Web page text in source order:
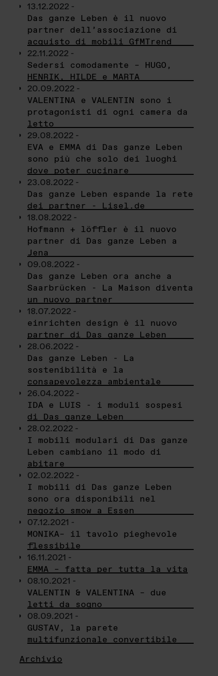
13.12.2022 -
Das ganze Leben è il nuovo
partner dell’associazione di
acquisto di mobili GfMTrend
22.11.2022 -
Sedersi comodamente – HUGO,
HENRIK, HILDE e MARTA
20.09.2022 -
VALENTINA e VALENTIN sono i
protagonisti di ogni camera da
letto
29.08.2022 -
EVA e EMMA di Das ganze Leben
sono più che solo dei luoghi
dove poter cucinare
23.08.2022 -
Das ganze Leben espande la rete
dei partner - Lisel.de
18.08.2022 -
Hofmann + löffler è il nuovo
partner di Das ganze Leben a
Jena
09.08.2022 -
Das ganze Leben ora anche a
Saarbrücken - La Maison diventa
un nuovo partner
18.07.2022 -
einrichten design è il nuovo
partner di Das ganze Leben
28.06.2022 -
Das ganze Leben - La
sostenibilità e la
consapevolezza ambientale
26.04.2022 -
IDA e LUIS - i moduli sospesi
di Das ganze Leben
28.02.2022 -
I mobili modulari di Das ganze
Leben cambiano il modo di
abitare
02.02.2022 -
I mobili di Das ganze Leben
sono ora disponibili nel
negozio smow a Essen
07.12.2021 -
MONIKA– il tavolo pieghevole
flessibile
16.11.2021 -
EMMA – fatta per tutta la vita
08.10.2021 -
VALENTIN & VALENTINA – due
letti da sogno
08.09.2021 -
GUSTAV, la parete
multifunzionale convertibile
Archivio